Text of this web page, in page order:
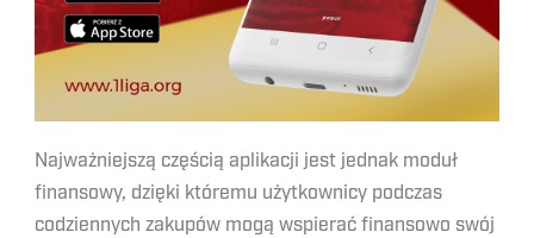
Najważniejszą częścią aplikacji jest jednak moduł
finansowy, dzięki któremu użytkownicy podczas
codziennych zakupów mogą wspierać finansowo swój